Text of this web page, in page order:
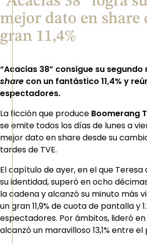
mejor dato en share
gran 11,4%
“Acacias 38” consigue su
share con un fantástico 11,4% y
espectadores.
La ficción que produce Boomerang
se emite todos los días de lunes a
mejor dato en share desde su
tardes de TVE.
El capítulo de ayer, en el que
su identidad, superó en ocho
la cadena y alcanzó su minuto más
un gran 11,9% de cuota de pantalla y
espectadores. Por ámbitos, lideró
alcanzó un maravilloso 13,1% entre